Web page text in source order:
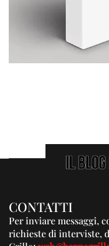
CONTATTI
Per inviare messaggi,
richieste di interviste,